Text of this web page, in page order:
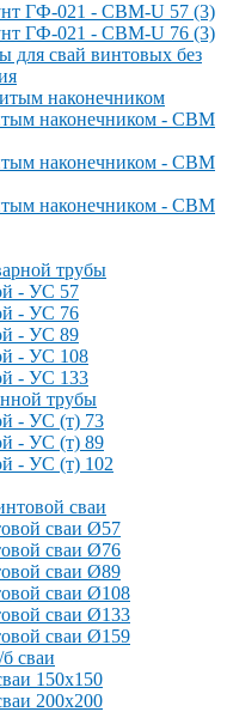
ГФ-021 - СВМ-U 57 (3)
ГФ-021 - СВМ-U 76 (3)
для свай винтовых без
наконечником
наконечником - СВМ
наконечником - СВМ
наконечником - СВМ
трубы
- УС 57
- УС 76
- УС 89
- УС 108
- УС 133
трубы
- УС (т) 73
- УС (т) 89
- УС (т) 102
сваи
сваи Ø57
сваи Ø76
сваи Ø89
сваи Ø108
сваи Ø133
сваи Ø159
сваи
150x150
200x200